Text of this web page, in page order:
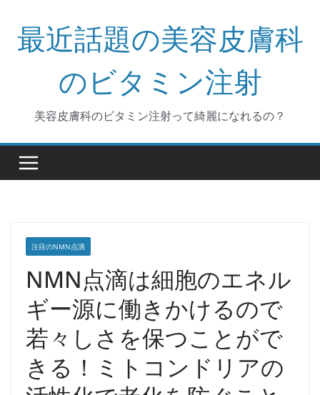
キ
最近話題の美容皮膚科
のビタミン注射
美容皮膚科のビタミン注射って綺麗になれるの？
注目のNMN点滴
NMN点滴は細胞のエネル
ギー源に働きかけるので
若々しさを保つことがで
きる！ミトコンドリアの